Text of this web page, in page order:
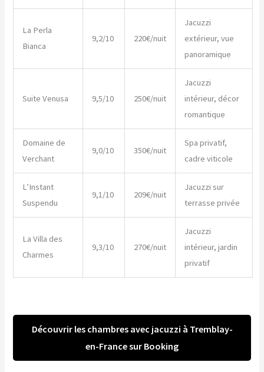
La Perla
Bianca
9,2/10 220€/nuit
Jacuzzi
extérieur, vue
panoramique
Suite Venusa 9,5/10 250€/nuit
Jacuzzi
intérieur, décor
romantique
Domaine de
Verchant
9,0/10 350€/nuit
Spa privatif,
cadre viticole
L’Instant
Suspendu
9,1/10 209€/nuit
Jacuzzi sur
terrasse privée
La Villa des
Charmes
9,3/10 270€/nuit
Jacuzzi
intérieur, jardin
privatif
Découvrir les chambres avec jacuzzi à Tremblay-
en-France sur Booking